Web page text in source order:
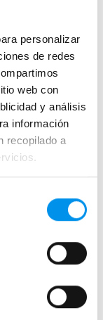
personalizar
de redes
web con
y análisis
información
recopilado a